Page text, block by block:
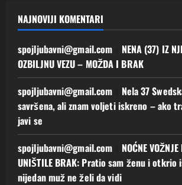
NAJNOVIJI KOMENTARI
spojljubavni@gmail.com
NENA (37) IZ
OZBILJNU VEZU – MOŽDA I BRAK
spojljubavni@gmail.com
Nela 37
savršena, ali znam voljeti iskreno – ako
javi se
spojljubavni@gmail.com
NOĆNE
UNIŠTILE BRAK: Pratio sam ženu i
nijedan muž ne želi da vidi